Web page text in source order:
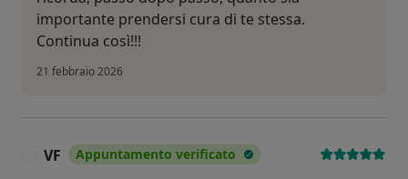
importante prendersi cura di te stessa.
Continua così!!!
21 febbraio 2026
VF Appuntamento verificato